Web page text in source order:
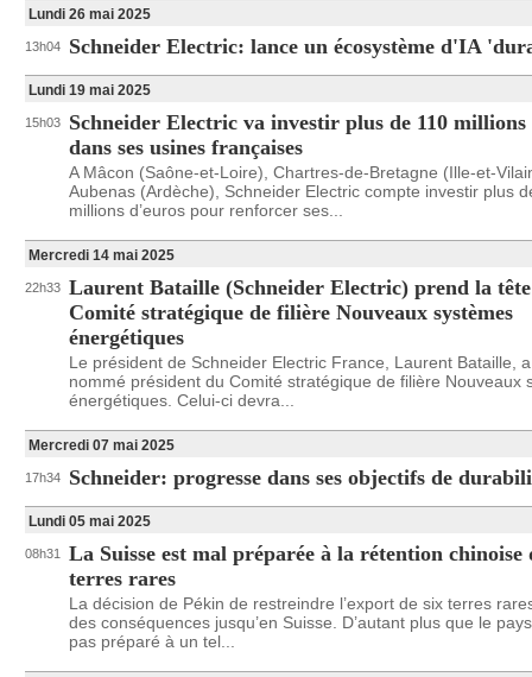
Lundi 26 mai 2025
13h04 Schneider Electric: lance un écosystème d'IA
Lundi 19 mai 2025
15h03
Schneider Electric va investir plus de 110 millions
dans ses usines françaises
A Mâcon (Saône-et-Loire), Chartres-de-Bretagne (Ille-et-
Aubenas (Ardèche), Schneider Electric compte investir plus
millions d’euros pour renforcer ses...
Mercredi 14 mai 2025
22h33 Laurent Bataille (Schneider Electric) prend la
Comité stratégique de filière Nouveaux systèmes
énergétiques
Le président de Schneider Electric France, Laurent Bataille,
nommé président du Comité stratégique de filière Nouveaux
énergétiques. Celui-ci devra...
Mercredi 07 mai 2025
17h34 Schneider: progresse dans ses objectifs de
Lundi 05 mai 2025
08h31
La Suisse est mal préparée à la rétention chinoise
terres rares
La décision de Pékin de restreindre l’export de six terres
des conséquences jusqu’en Suisse. D’autant plus que le
pas préparé à un tel...